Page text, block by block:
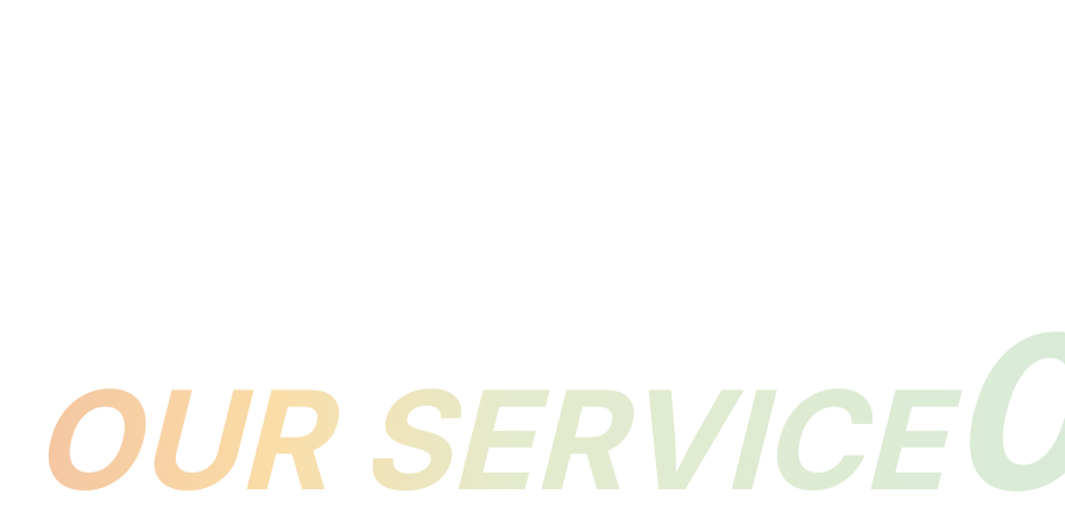
OUR SERVICE